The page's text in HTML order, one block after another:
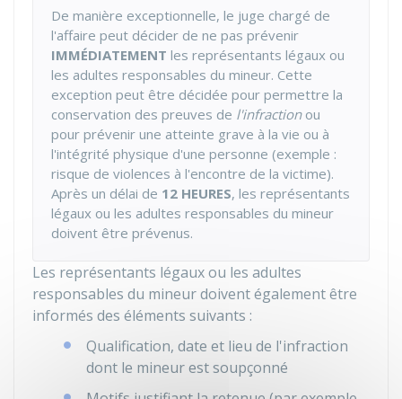
De manière exceptionnelle, le juge chargé de
l'affaire peut décider de ne pas prévenir
IMMÉDIATEMENT les représentants légaux ou
les adultes responsables du mineur. Cette
exception peut être décidée pour permettre la
conservation des preuves de l'infractionou
pour prévenir une atteinte grave à la vie ou à
l'intégrité physique d'une personne (exemple :
risque de violences à l'encontre de la victime).
Après un délai de 12 HEURES, les représentants
légaux ou les adultes responsables du mineur
doivent être prévenus.
Les représentants légaux ou les adultes
responsables du mineur doivent également être
informés des éléments suivants :
Qualification, date et lieu de l'infraction
dont le mineur est soupçonné